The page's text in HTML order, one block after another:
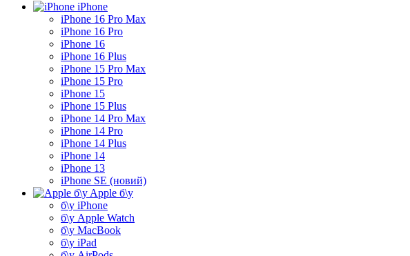
iPhone
iPhone 16 Pro Max
iPhone 16 Pro
iPhone 16
iPhone 16 Plus
iPhone 15 Pro Max
iPhone 15 Pro
iPhone 15
iPhone 15 Plus
iPhone 14 Pro Max
iPhone 14 Pro
iPhone 14 Plus
iPhone 14
iPhone 13
iPhone SE (новий)
Apple б\у
б\у iPhone
б\у Apple Watch
б\у MacBook
б\у iPad